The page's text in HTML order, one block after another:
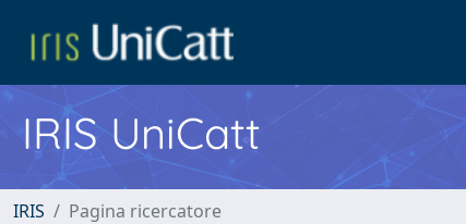
IRIS UniCatt
IRIS Pagina ricercatore